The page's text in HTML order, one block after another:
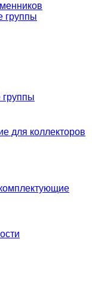
группы
группы
для коллекторов